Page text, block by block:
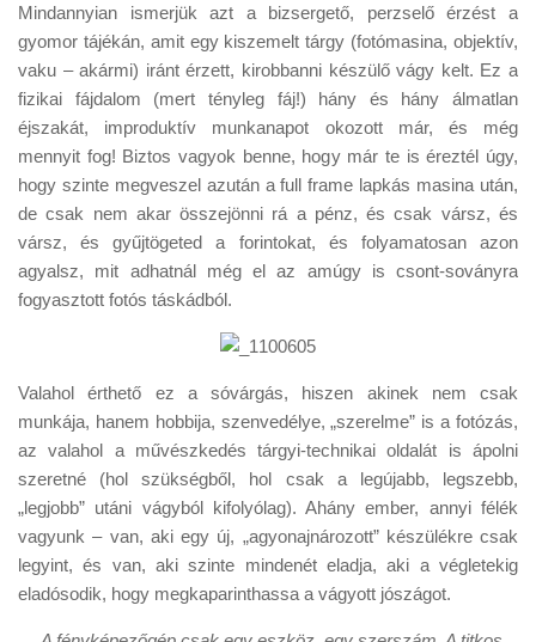
Tanácsok
Érdekességek
Helyszíni Riport
E-BB
Mindannyian ismerjük azt a bizsergető, perzselő érzést a
gyomor tájékán, amit egy kiszemelt tárgy (fotómasina, objektív,
vaku – akármi) iránt érzett, kirobbanni készülő vágy kelt. Ez a
fizikai fájdalom (mert tényleg fáj!) hány és hány álmatlan
éjszakát, improduktív munkanapot okozott már, és még
mennyit fog! Biztos vagyok benne, hogy már te is éreztél úgy,
hogy szinte megveszel azután a full frame lapkás masina után,
de csak nem akar összejönni rá a pénz, és csak vársz, és
vársz, és gyűjtögeted a forintokat, és folyamatosan azon
agyalsz, mit adhatnál még el az amúgy is csont-soványra
fogyasztott fotós táskádból.
Valahol érthető ez a sóvárgás, hiszen akinek nem csak
munkája, hanem hobbija, szenvedélye, „szerelme” is a fotózás,
az valahol a művészkedés tárgyi-technikai oldalát is ápolni
szeretné (hol szükségből, hol csak a legújabb, legszebb,
„legjobb” utáni vágyból kifolyólag). Ahány ember, annyi félék
vagyunk – van, aki egy új, „agyonajnározott” készülékre csak
legyint, és van, aki szinte mindenét eladja, aki a végletekig
eladósodik, hogy megkaparinthassa a vágyott jószágot.